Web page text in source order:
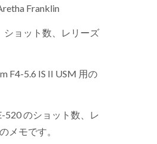
Franklin
ョット数、レリーズ
F4-5.6 IS II USM 用の
520 のショット数、レ
メモです。